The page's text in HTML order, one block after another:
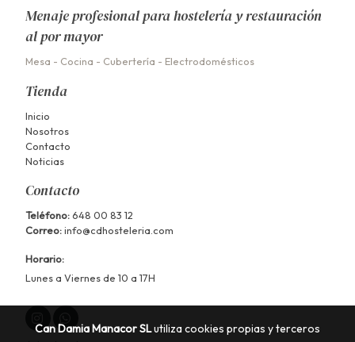
Menaje profesional para hostelería y restauración
al por mayor
Mesa - Cocina - Cubertería - Electrodomésticos
Tienda
Inicio
Nosotros
Contacto
Noticias
Contacto
Teléfono: 648 00 83 12
Correo:info@cdhosteleria.com
Horario:
Lunes a Viernes de 10 a 17H
Can Damia Manacor SLutiliza cookies propias y terceros